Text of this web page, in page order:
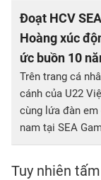
Đoạt HCV
Hoàng xúc
ức buồn 10
Trên trang cá
cánh của U22
cùng lứa đàn
nam tại SEA
Tuy nhiên